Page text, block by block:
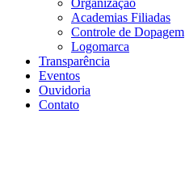
Organização
Academias Filiadas
Controle de Dopagem
Logomarca
Transparência
Eventos
Ouvidoria
Contato